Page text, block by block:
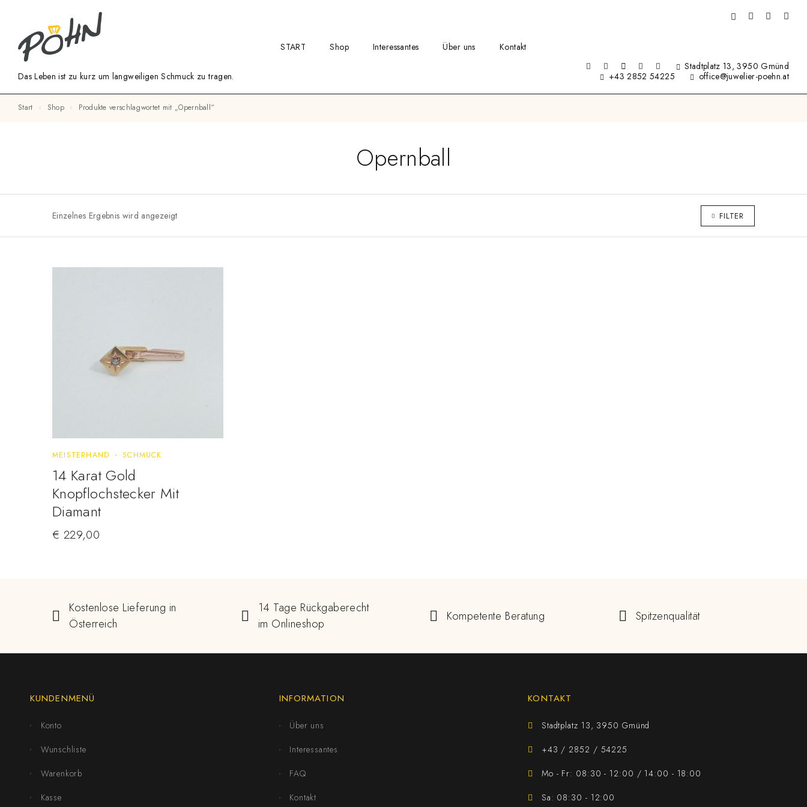
Das Leben ist zu kurz um langweiligen Schmuck zu tragen.
START Shop Interessantes Über uns
Kontakt
Stadtplatz 13, 3950 Gmünd
+43 2852 54225
office@juwelier-poehn.at
Start Shop Produkte verschlagwortet mit „Opernball“
Opernball
Einzelnes Ergebnis wird angezeigt FILTER
MEISTERHAND SCHMUCK
14 Karat Gold
Knopflochstecker Mit
Diamant
€ 229,00
Kostenlose Lieferung in
Österreich
14 Tage Rückgaberecht
im Onlineshop
Kompetente Beratung Spitzenqualität
KUNDENMENÜ
Konto
Wunschliste
Warenkorb
Kasse
INFORMATION
Über uns
Interessantes
FAQ
Kontakt
KONTAKT
Stadtplatz 13, 3950 Gmünd
+43 / 2852 / 54225
Mo - Fr: 08:30 - 12:00 / 14:00 - 18:00
Sa: 08:30 - 12:00